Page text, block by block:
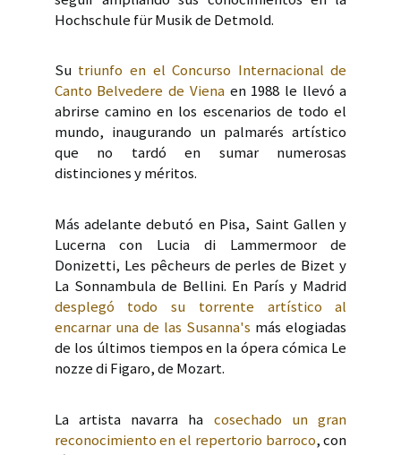
Hochschule für Musik de Detmold.
Su triunfo en el Concurso Internacional de
Canto Belvedere de Vienaen 1988 le llevó a
abrirse camino en los escenarios de todo el
mundo, inaugurando un palmarés artístico
que no tardó en sumar numerosas
distinciones y méritos.
Más adelante debutó en Pisa, Saint Gallen y
Lucerna con Lucia di Lammermoor de
Donizetti, Les pêcheurs de perles de Bizet y
La Sonnambula de Bellini. En París y Madrid
desplegó todo su torrente artístico al
encarnar una de las Susanna's más elogiadas
de los últimos tiempos en la ópera cómica Le
nozze di Figaro, de Mozart.
La artista navarra ha cosechado un gran
reconocimiento en el repertorio barroco, con